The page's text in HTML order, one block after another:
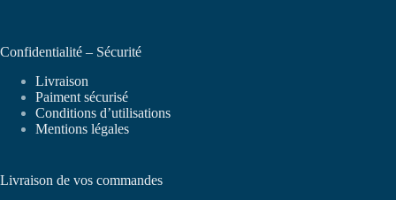
Confidentialité – Sécurité
Livraison
Paiment sécurisé
Conditions d’utilisations
Mentions légales
Livraison de vos commandes